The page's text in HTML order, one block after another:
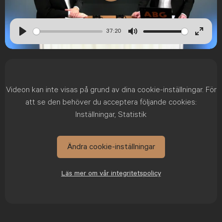
Play
37:20
Mute
Enter
Videon kan inte visas på grund av dina cookie-inställningar. För
att se den behöver du acceptera följande cookies:
Inställningar, Statistik
Ändra cookie-inställningar
Läs mer om vår integritetspolicy